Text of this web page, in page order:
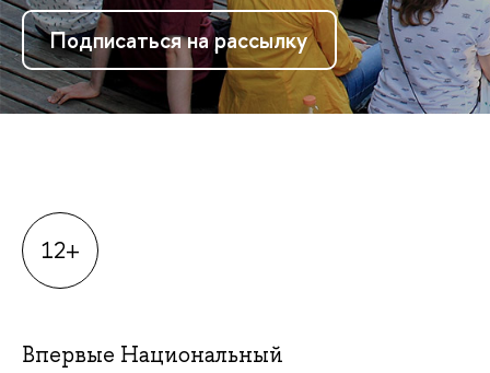
Подписаться на рассылку
12+
Впервые Национальный